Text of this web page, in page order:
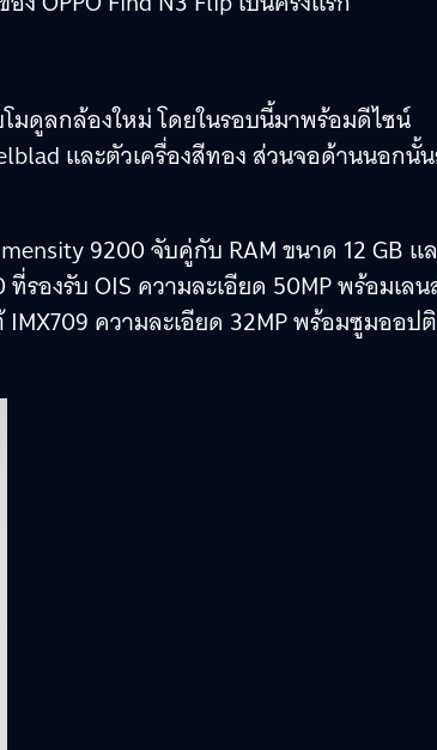
มดูลกล้องใหม่ โดยในรอบนี้มาพร้อมดีไซน์
และตัวเครื่องสีทอง ส่วนจอด้านนอกนั้
9200 จับคู่กับ RAM ขนาด 12 GB แ
รองรับ OIS ความละเอียด 50MP พร้อมเล
IMX709 ความละเอียด 32MP พร้อมซูมออป